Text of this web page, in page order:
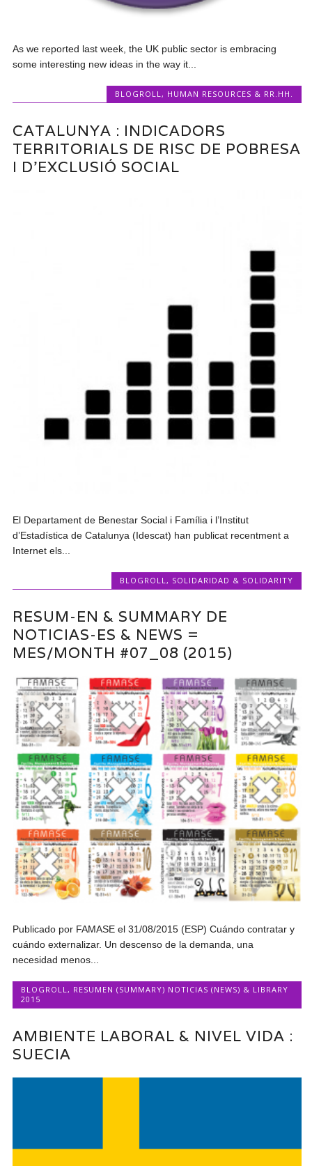
As we reported last week, the UK public sector is embracing
some interesting new ideas in the way it...
BLOGROLL, HUMAN RESOURCES & RR.HH.
CATALUNYA : INDICADORS
TERRITORIALS DE RISC DE POBRESA
I D’EXCLUSIÓ SOCIAL
El Departament de Benestar Social i Família i l’Institut
d’Estadística de Catalunya (Idescat) han publicat recentment a
Internet els...
BLOGROLL , SOLIDARIDAD & SOLIDARITY
RESUM-EN & SUMMARY DE
NOTICIAS-ES & NEWS =
MES/MONTH #07_08 (2015)
Publicado por FAMASE el 31/08/2015 (ESP) Cuándo contratar y
cuándo externalizar. Un descenso de la demanda, una
necesidad menos...
BLOGROLL, RESUMEN (SUMMARY) NOTICIAS (NEWS) & LIBRARY
2015
AMBIENTE LABORAL & NIVEL VIDA :
SUECIA